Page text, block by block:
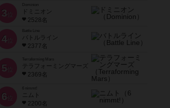
3 位
ドミニオン
2528名
4位
Battle Line
バトルライン
2377名
5 位
Terraforming Mars
テラフォーミングマーズ
2369名
6 位
ニムト
2200名